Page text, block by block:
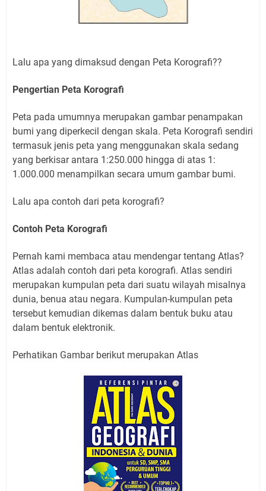
Lalu apa yang dimaksud dengan Peta Korografi??
Pengertian Peta Korografi
Peta pada umumnya merupakan gambar penampakan
bumi yang diperkecil dengan skala. Peta Korografi sendiri
termasuk jenis peta yang menggunakan skala sedang
yang berkisar antara 1:250.000 hingga di atas 1:
1.000.000 menampilkan secara umum gambar bumi.
Lalu apa contoh dari peta korografi?
Contoh Peta Korografi
Pernah kami membaca atau mendengar tentang Atlas?
Atlas adalah contoh dari peta korografi. Atlas sendiri
merupakan kumpulan peta dari suatu wilayah misalnya
dunia, benua atau negara. Kumpulan-kumpulan peta
tersebut kemudian dikemas dalam bentuk buku atau
dalam bentuk elektronik.
Perhatikan Gambar berikut merupakan Atlas